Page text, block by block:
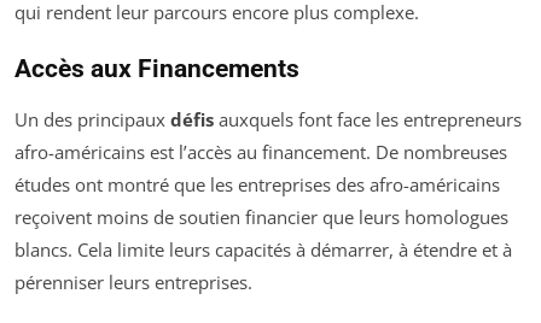
qui rendent leur parcours encore plus complexe.
Accès aux Financements
Un des principaux défis auxquels font face les entrepreneurs
afro-américains est l’accès au financement. De nombreuses
études ont montré que les entreprises des afro-américains
reçoivent moins de soutien financier que leurs homologues
blancs. Cela limite leurs capacités à démarrer, à étendre et à
pérenniser leurs entreprises.